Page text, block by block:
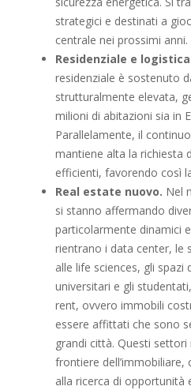
strategici e destinati a
centrale nei prossimi anni.
Residenziale e
residenziale è sostenuto
strutturalmente elevata,
milioni di abitazioni sia in
Parallelamente, il
mantiene alta la richiesta
efficienti, favorendo così
Real estate nuovo. Nel
si stanno affermando
particolarmente dinamici
rientrano i data center, le
alle life sciences, gli
universitari e gli
rent, ovvero immobili
essere affittati che sono
grandi città. Questi
frontiere
alla ricerca di opportunità